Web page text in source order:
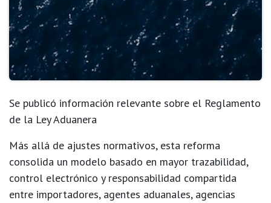
Se publicó información relevante sobre el Reglamento
de la Ley Aduanera
Más allá de ajustes normativos, esta reforma
consolida un modelo basado en mayor trazabilidad,
control electrónico y responsabilidad compartida
entre importadores, agentes aduanales, agencias